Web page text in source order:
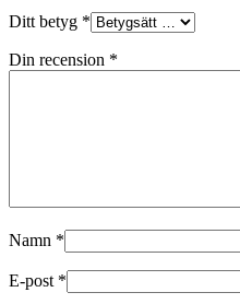
Ditt betyg *
Din recension *
Namn *
E-post *